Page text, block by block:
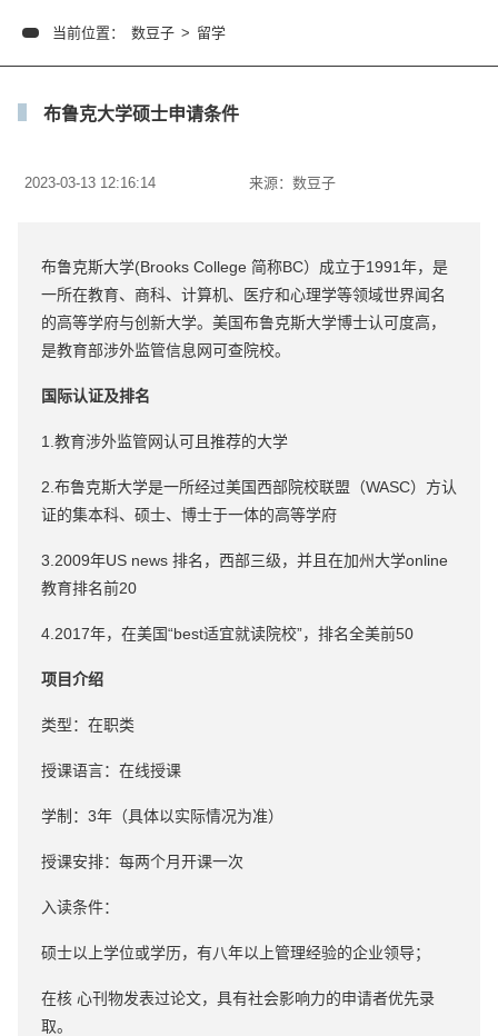
当前位置： 数豆子 > 留学
布鲁克大学硕士申请条件
2023-03-13 12:16:14 来源： 数豆子
布鲁克斯大学(Brooks College 简称BC）成立于1991年，是
一所在教育、商科、计算机、医疗和心理学等领域世界闻名
的高等学府与创新大学。美国布鲁克斯大学博士认可度高，
是教育部涉外监管信息网可查院校。
国际认证及排名
1.教育涉外监管网认可且推荐的大学
2.布鲁克斯大学是一所经过美国西部院校联盟（WASC）方认
证的集本科、硕士、博士于一体的高等学府
3.2009年US news 排名，西部三级，并且在加州大学online
教育排名前20
4.2017年，在美国“best适宜就读院校”，排名全美前50
项目介绍
类型：在职类
授课语言：在线授课
学制：3年（具体以实际情况为准）
授课安排：每两个月开课一次
入读条件：
硕士以上学位或学历，有八年以上管理经验的企业领导；
在核 心刊物发表过论文，具有社会影响力的申请者优先录
取。